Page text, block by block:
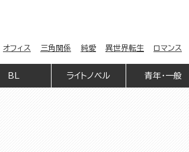
オフィス 三角関係 純愛 異世界転生 ロマンス
BL ライトノベル 青年・一般